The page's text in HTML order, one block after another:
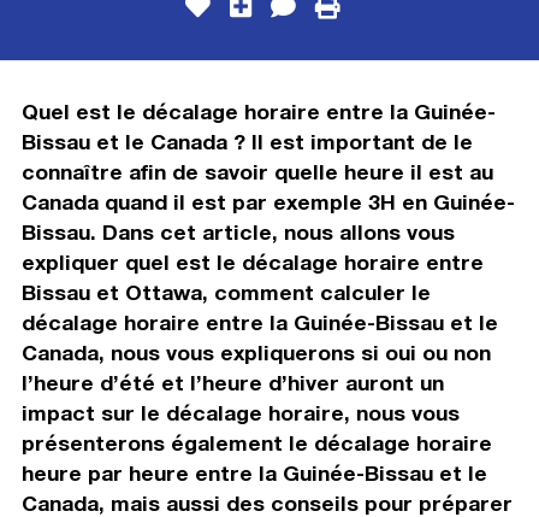
Quel est le décalage horaire entre la Guinée-
Bissau et le Canada ? Il est important de le
connaître afin de savoir quelle heure il est au
Canada quand il est par exemple 3H en Guinée-
Bissau. Dans cet article, nous allons vous
expliquer quel est le décalage horaire entre
Bissau et Ottawa, comment calculer le
décalage horaire entre la Guinée-Bissau et le
Canada, nous vous expliquerons si oui ou non
l’heure d’été et l’heure d’hiver auront un
impact sur le décalage horaire, nous vous
présenterons également le décalage horaire
heure par heure entre la Guinée-Bissau et le
Canada, mais aussi des conseils pour préparer